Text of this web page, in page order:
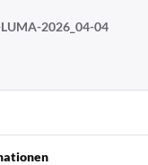
2026_04-04